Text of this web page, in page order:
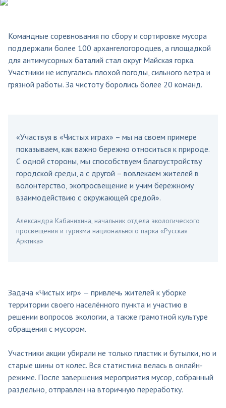
Командные соревнования по сбору и сортировке мусора
поддержали более 100 архангелогородцев, а площадкой
для антимусорных баталий стал округ Майская горка.
Участники не испугались плохой погоды, сильного ветра и
грязной работы. За чистоту боролись более 20 команд.
«Участвуя в «Чистых играх» – мы на своем примере
показываем, как важно бережно относиться к природе.
С одной стороны, мы способствуем благоустройству
городской среды, а с другой – вовлекаем жителей в
волонтерство, экопросвещение и учим бережному
взаимодействию с окружающей средой».
Александра Кабанихина, начальник отдела экологического
просвещения и туризма национального парка «Русская
Арктика»
Задача «Чистых игр» — привлечь жителей к уборке
территории своего населённого пункта и участию в
решении вопросов экологии, а также грамотной культуре
обращения с мусором.
Участники акции убирали не только пластик и бутылки, но и
старые шины от колес. Вся статистика велась в онлайн-
режиме. После завершения мероприятия мусор, собранный
раздельно, отправлен на вторичную переработку.